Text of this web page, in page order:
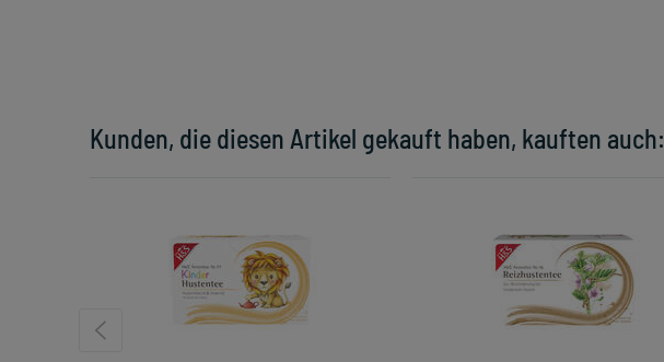
Kunden, die diesen Artikel gekauft haben, kauften auch: